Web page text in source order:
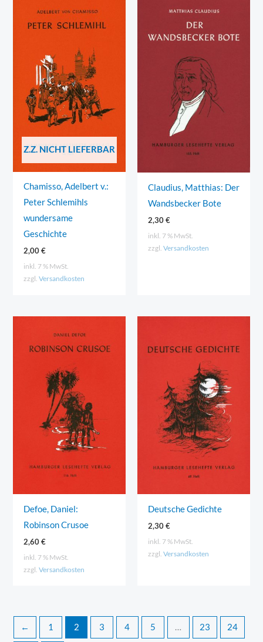
Z.Z. NICHT LIEFERBAR
Chamisso, Adelbert v.:
Peter Schlemihls
wundersame
Geschichte
2,00€
inkl. 7 % MwSt.
zzgl. Versandkosten
Claudius, Matthias: Der
Wandsbecker Bote
2,30€
inkl. 7 % MwSt.
zzgl. Versandkosten
Defoe, Daniel:
Robinson Crusoe
2,60€
inkl. 7 % MwSt.
zzgl. Versandkosten
Deutsche Gedichte
2,30€
inkl. 7 % MwSt.
zzgl. Versandkosten
← 1 2 3 4 5 … 23 24